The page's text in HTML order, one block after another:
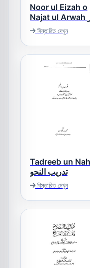
Noor ul Eizah o
Najat ul Arwah نور
الایضاح و نجاۃ
الارواح
বিস্তারিত দেখুন
Tadreeb un
تدریب النحو
বিস্তারিত দেখুন